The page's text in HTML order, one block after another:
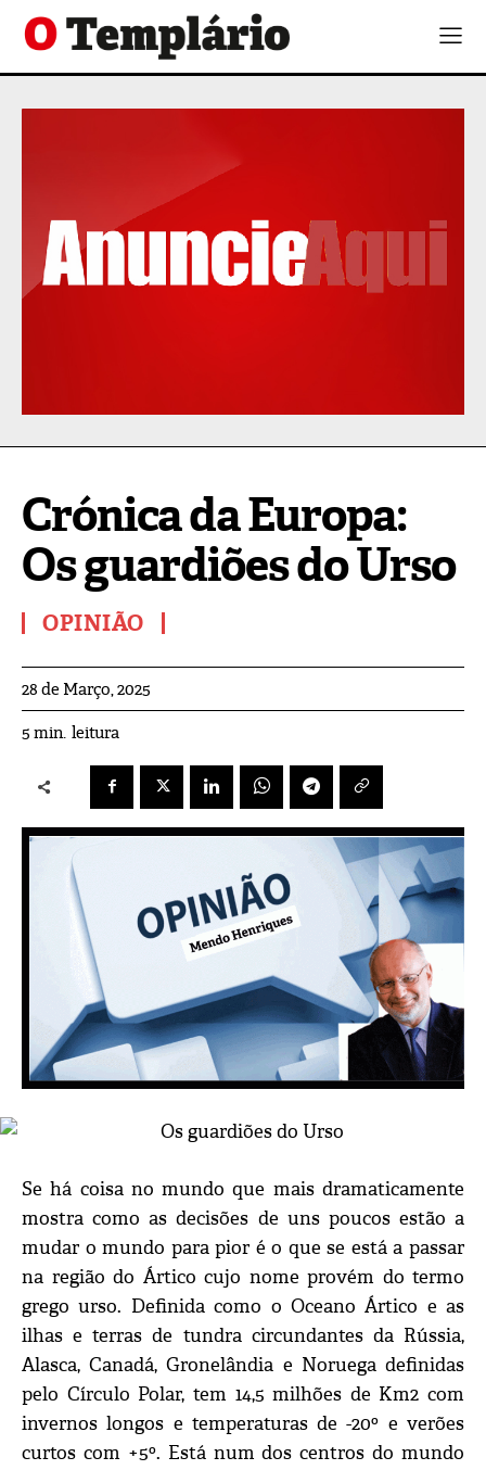
Crónica da Europa:
Os guardiões do Urso
OPINIÃO
28 de Março, 2025
5 min. leitura
Se há coisa no mundo que mais dramaticamente
mostra como as decisões de uns poucos estão a
mudar o mundo para pior é o que se está a passar
na região do Ártico cujo nome provém do termo
grego urso. Definida como o Oceano Ártico e as
ilhas e terras de tundra circundantes da Rússia,
Alasca, Canadá, Gronelândia e Noruega definidas
pelo Círculo Polar, tem 14,5 milhões de Km2 com
invernos longos e temperaturas de -20º e verões
curtos com +5º. Está num dos centros do mundo